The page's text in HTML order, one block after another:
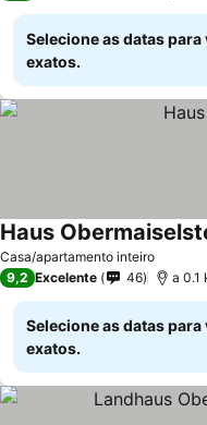
Selecione as datas
exatos.
Casa/apartamento inteiro
Haus
9,2 Excelente 46 a 0.1
Selecione as datas
exatos.